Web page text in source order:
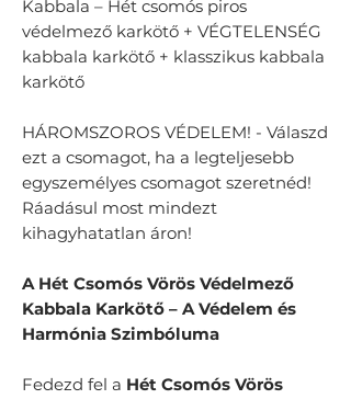
Kabbala – Hét csomós piros
védelmező karkötő + VÉGTELENSÉG
kabbala karkötő + klasszikus kabbala
karkötő
HÁROMSZOROS VÉDELEM! - Válaszd
ezt a csomagot, ha a legteljesebb
egyszemélyes csomagot szeretnéd!
Ráadásul most mindezt
kihagyhatatlan áron!
A Hét Csomós Vörös Védelmező
Kabbala Karkötő – A Védelem és
Harmónia Szimbóluma
Fedezd fel a Hét Csomós Vörös